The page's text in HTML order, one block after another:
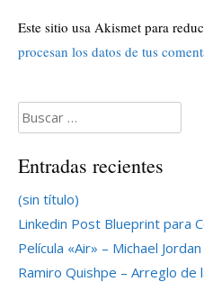
Este sitio usa Akismet para
procesan los datos de tus
Buscar:
Entradas recientes
(sin título)
Linkedin Post Blueprint para
Película «Air» – Michael
Ramiro Quishpe – Arreglo de